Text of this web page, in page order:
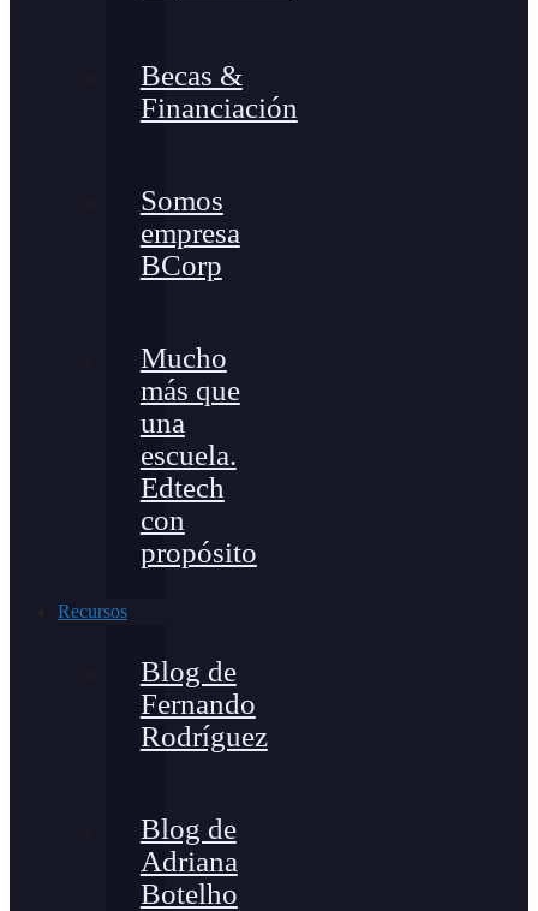
Becas &
Financiación
Somos
empresa
BCorp
Mucho
más que
una
escuela.
Edtech
con
propósito
Recursos
Blog de
Fernando
Rodríguez
Blog de
Adriana
Botelho